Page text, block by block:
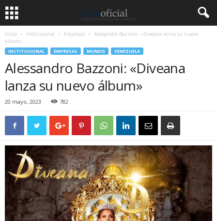
Inicio Institucional Empresas
Alessandro Bazzoni: «Diveana lanza su nuevo
álbum»
INSTITUCIONAL EMPRESAS MUNDO VENEZUELA
Alessandro Bazzoni: «Diveana
lanza su nuevo álbum»
20 mayo, 2023 782